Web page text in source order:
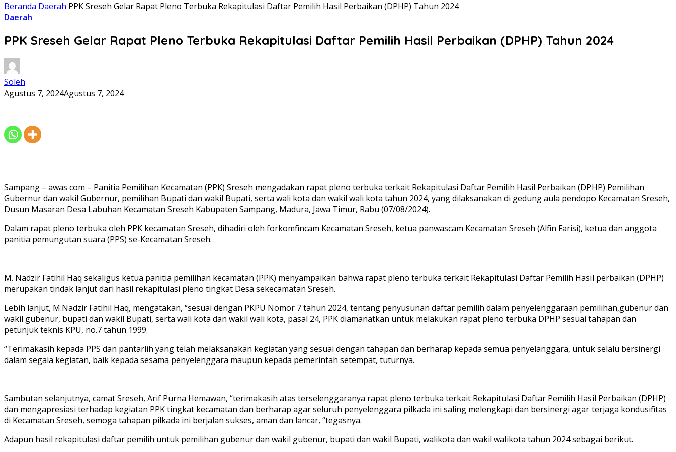
Beranda Daerah PPK Sreseh Gelar Rapat Pleno Terbuka Rekapitulasi Daftar Pemilih Hasil Perbaikan (DPHP) Tahun 2024
Daerah
PPK Sreseh Gelar Rapat Pleno Terbuka Rekapitulasi Daftar Pemilih Hasil Perbaikan (DPHP) Tahun 2024
Soleh
Agustus 7, 2024Agustus 7, 2024
Sampang – awas com – Panitia Pemilihan Kecamatan (PPK) Sreseh mengadakan rapat pleno terbuka terkait Rekapitulasi Daftar Pemilih Hasil Perbaikan (DPHP) Pemilihan
Gubernur dan wakil Gubernur, pemilihan Bupati dan wakil Bupati, serta wali kota dan wakil wali kota tahun 2024, yang dilaksanakan di gedung aula pendopo Kecamatan Sreseh,
Dusun Masaran Desa Labuhan Kecamatan Sreseh Kabupaten Sampang, Madura, Jawa Timur, Rabu (07/08/2024).
Dalam rapat pleno terbuka oleh PPK kecamatan Sreseh, dihadiri oleh forkomfincam Kecamatan Sreseh, ketua panwascam Kecamatan Sreseh (Alfin Farisi), ketua dan anggota
panitia pemungutan suara (PPS) se-Kecamatan Sreseh.
M. Nadzir Fatihil Haq sekaligus ketua panitia pemilihan kecamatan (PPK) menyampaikan bahwa rapat pleno terbuka terkait Rekapitulasi Daftar Pemilih Hasil perbaikan (DPHP)
merupakan tindak lanjut dari hasil rekapitulasi pleno tingkat Desa sekecamatan Sreseh.
Lebih lanjut, M.Nadzir Fatihil Haq, mengatakan, “sesuai dengan PKPU Nomor 7 tahun 2024, tentang penyusunan daftar pemilih dalam penyelenggaraan pemilihan,gubenur dan
wakil gubenur, bupati dan wakil Bupati, serta wali kota dan wakil wali kota, pasal 24, PPK diamanatkan untuk melakukan rapat pleno terbuka DPHP sesuai tahapan dan
petunjuk teknis KPU, no.7 tahun 1999.
“Terimakasih kepada PPS dan pantarlih yang telah melaksanakan kegiatan yang sesuai dengan tahapan dan berharap kepada semua penyelanggara, untuk selalu bersinergi
dalam segala kegiatan, baik kepada sesama penyelenggara maupun kepada pemerintah setempat, tuturnya.
Sambutan selanjutnya, camat Sreseh, Arif Purna Hemawan, “terimakasih atas terselenggaranya rapat pleno terbuka terkait Rekapitulasi Daftar Pemilih Hasil Perbaikan (DPHP)
dan mengapresiasi terhadap kegiatan PPK tingkat kecamatan dan berharap agar seluruh penyelenggara pilkada ini saling melengkapi dan bersinergi agar terjaga kondusifitas
di Kecamatan Sreseh, semoga tahapan pilkada ini berjalan sukses, aman dan lancar, “tegasnya.
Adapun hasil rekapitulasi daftar pemilih untuk pemilihan gubenur dan wakil gubenur, bupati dan wakil Bupati, walikota dan wakil walikota tahun 2024 sebagai berikut.